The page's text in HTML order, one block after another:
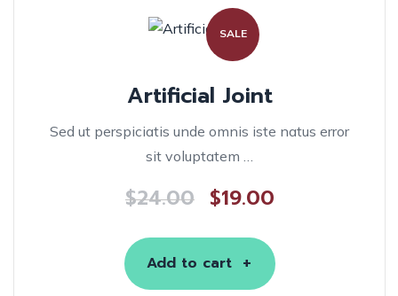
SALE
Artificial Joint
Sed ut perspiciatis unde omnis iste natus error
sit voluptatem …
$24.00 $19.00
Add to cart